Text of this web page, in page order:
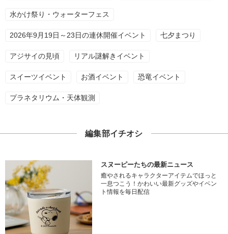
水かけ祭り・ウォーターフェス
2026年9月19日～23日の連休開催イベント 七夕まつり
アジサイの見頃 リアル謎解きイベント
スイーツイベント お酒イベント 恐竜イベント
プラネタリウム・天体観測
編集部イチオシ
スヌーピーたちの最新ニュース
癒やされるキャラクターアイテムでほっと
一息つこう！かわいい最新グッズやイベン
ト情報を毎日配信